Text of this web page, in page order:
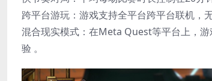
跨平台游玩​：游戏支持全平台跨平台联机，
混合现实模式​：在Meta Quest等平台上，
验 。